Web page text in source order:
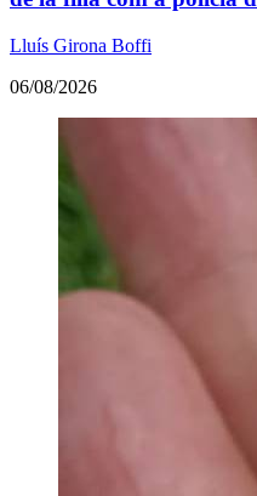
Lluís Girona Boffi
06/08/2026